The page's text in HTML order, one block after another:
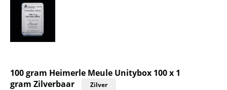
100 gram Heimerle Meule Unitybox 100 x 1
gram Zilverbaar
Zilver